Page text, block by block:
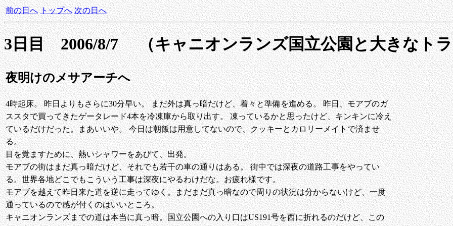
前の日へ トップへ 次の日へ
3日目 2006/8/7 （キャニオンランズ国立公園と大きなト
夜明けのメサアーチへ
4時起床。 昨日よりもさらに30分早い。 まだ外は真っ暗だけど、着々と準備を進める。 昨日、モアブのガ
ススタで買ってきたゲータレード4本を冷凍庫から取り出す。 凍っているかと思ったけど、キンキンに冷え
ているだけだった。まあいいや。 今日は朝飯は用意してないので、クッキーとカロリーメイトで済ませ
る。
目を覚ますために、熱いシャワーをあびて、出発。
モアブの街はまだ真っ暗だけど、それでも若干の車の通りはある。 街中では深夜の道路工事をやってい
る。世界各地どこでもこういう工事は深夜にやるわけだな。お疲れ様です。
モアブを越えて昨日来た道を逆に走ってゆく。まだまだ真っ暗なので周りの状況は分からないけど、一度
通っているので感が付くのはいいところ。
キャニオンランズまでの道は本当に真っ暗。国立公園への入り口はUS191号を西に折れるのだけど、この